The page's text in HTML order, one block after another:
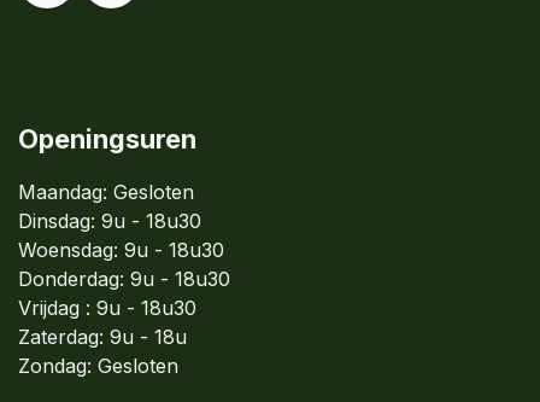
Openingsuren
Maandag: Gesloten
Dinsdag: 9u - 18u30
Woensdag: 9u - 18u30
Donderdag: 9u - 18u30
Vrijdag : 9u - 18u30
Zaterdag: 9u - 18u
Zondag: Gesloten